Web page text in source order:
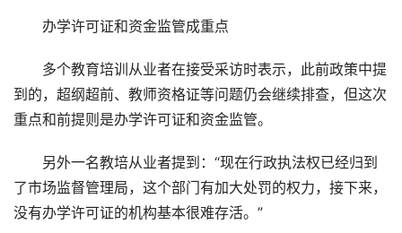
办学许可证和资金监管成重点
多个教育培训从业者在接受采访时表示，此前政策中提
到的，超纲超前、教师资格证等问题仍会继续排查，但这次
重点和前提则是办学许可证和资金监管。
另外一名教培从业者提到：“现在行政执法权已经归到
了市场监督管理局，这个部门有加大处罚的权力，接下来，
没有办学许可证的机构基本很难存活。”